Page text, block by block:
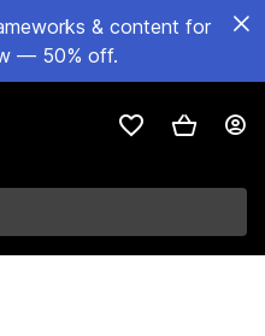
& content for
— 50% off.